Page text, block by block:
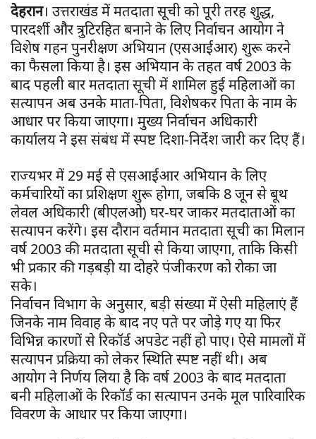
देहरादून। उत्तराखंड में मतदाता सूची को पूरी तरह शुद्ध,
पारदर्शी और त्रुटिरहित बनाने के लिए निर्वाचन आयोग ने
विशेष गहन पुनरीक्षण अभियान (एसआईआर) शुरू करने
का फैसला किया है। इस अभियान के तहत वर्ष 2003 के
बाद पहली बार मतदाता सूची में शामिल हुई महिलाओं का
सत्यापन अब उनके माता-पिता, विशेषकर पिता के नाम के
आधार पर किया जाएगा। मुख्य निर्वाचन अधिकारी
कार्यालय ने इस संबंध में स्पष्ट दिशा-निर्देश जारी कर दिए हैं।
राज्यभर में 29 मई से एसआईआर अभियान के लिए
कर्मचारियों का प्रशिक्षण शुरू होगा, जबकि 8 जून से बूथ
लेवल अधिकारी (बीएलओ) घर-घर जाकर मतदाताओं का
सत्यापन करेंगे। इस दौरान वर्तमान मतदाता सूची का मिलान
वर्ष 2003 की मतदाता सूची से किया जाएगा, ताकि किसी
भी प्रकार की गड़बड़ी या दोहरे पंजीकरण को रोका जा
सके।
निर्वाचन विभाग के अनुसार, बड़ी संख्या में ऐसी महिलाएं हैं
जिनके नाम विवाह के बाद नए पते पर जोड़े गए या फिर
विभिन्न कारणों से रिकॉर्ड अपडेट नहीं हो पाए। ऐसे मामलों में
सत्यापन प्रक्रिया को लेकर स्थिति स्पष्ट नहीं थी। अब
आयोग ने निर्णय लिया है कि वर्ष 2003 के बाद मतदाता
बनी महिलाओं के रिकॉर्ड का सत्यापन उनके मूल पारिवारिक
विवरण के आधार पर किया जाएगा।